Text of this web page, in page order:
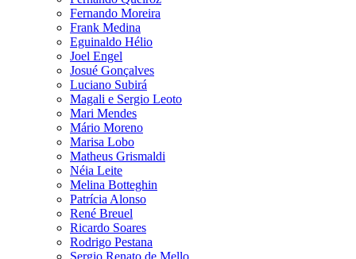
Fernando Moreira
Frank Medina
Eguinaldo Hélio
Joel Engel
Josué Gonçalves
Luciano Subirá
Magali e Sergio Leoto
Mari Mendes
Mário Moreno
Marisa Lobo
Matheus Grismaldi
Néia Leite
Melina Botteghin
Patrícia Alonso
René Breuel
Ricardo Soares
Rodrigo Pestana
Sergio Renato de Mello